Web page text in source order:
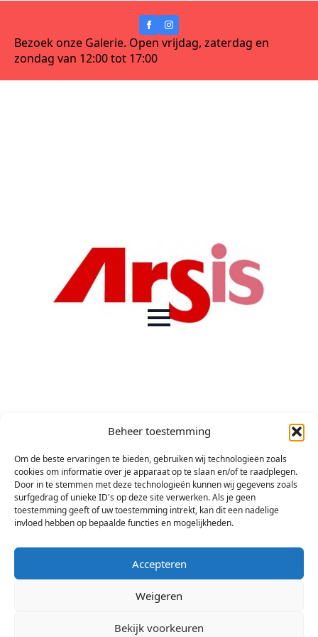
Beheer toestemming
Om de beste ervaringen te bieden, gebruiken wij technologieën zoals
cookies om informatie over je apparaat op te slaan en/of te raadplegen.
Door in te stemmen met deze technologieën kunnen wij gegevens zoals
surfgedrag of unieke ID's op deze site verwerken. Als je geen
toestemming geeft of uw toestemming intrekt, kan dit een nadelige
invloed hebben op bepaalde functies en mogelijkheden.
Accepteren
Weigeren
Bekijk voorkeuren
Bezoek onze Galerie. Open vrijdag, zaterdag en
zondag van 12:00 tot 17:00